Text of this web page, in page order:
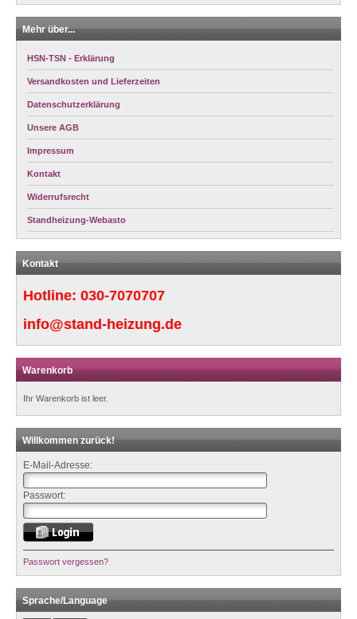
Mehr über...
HSN-TSN - Erklärung
Versandkosten und Lieferzeiten
Datenschutzerklärung
Unsere AGB
Impressum
Kontakt
Widerrufsrecht
Standheizung-Webasto
Kontakt
Hotline: 030-7070707
info@stand-heizung.de
Warenkorb
Ihr Warenkorb ist leer.
Willkommen zurück!
E-Mail-Adresse:
Passwort:
Passwort vergessen?
Sprache/Language